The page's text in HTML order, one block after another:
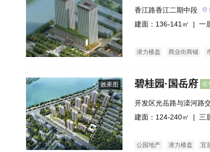
香江路香江二期中段
建面：136-141㎡ | 一
潜力楼盘 商业街商铺
效果图 碧桂园·国岳府 在
开发区光岳路与滦河路
建面：124-240㎡ | 三
公园地产 潜力楼盘 宜